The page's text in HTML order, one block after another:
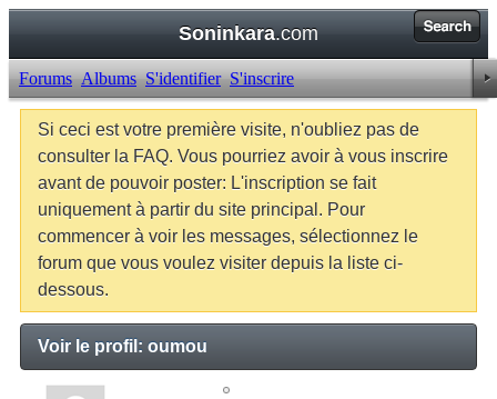
Soninkara.com
Forums Albums S'identifier S'inscrire
Si ceci est votre première visite, n'oubliez pas de
consulter la FAQ. Vous pourriez avoir à vous inscrire
avant de pouvoir poster: L'inscription se fait
uniquement à partir du site principal. Pour
commencer à voir les messages, sélectionnez le
forum que vous voulez visiter depuis la liste ci-
dessous.
Voir le profil: oumou